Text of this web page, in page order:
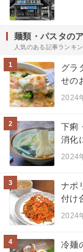
麺類・パスタの
人気のある記事ランキ
1
グラ
せの
2024
2
下痢
消化
2024
3
ナポ
付け
2024
4
冷麺